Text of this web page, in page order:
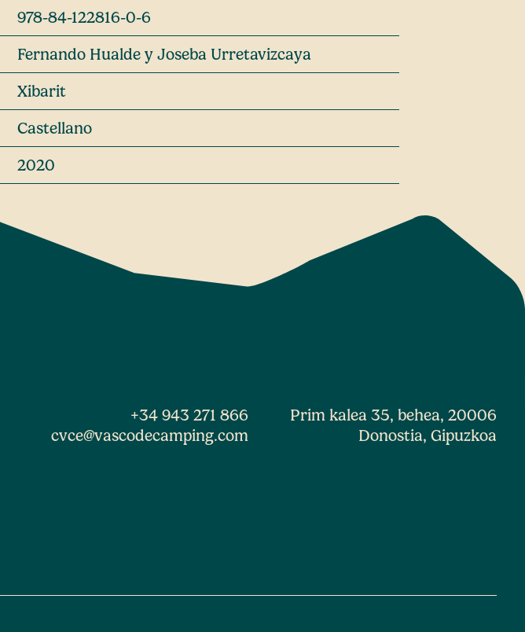
978-84-122816-0-6
Fernando Hualde y Joseba Urretavizcaya
Xibarit
Castellano
2020
+34 943 271 866
cvce@vascodecamping.com
Prim kalea 35, behea, 20006
Donostia, Gipuzkoa